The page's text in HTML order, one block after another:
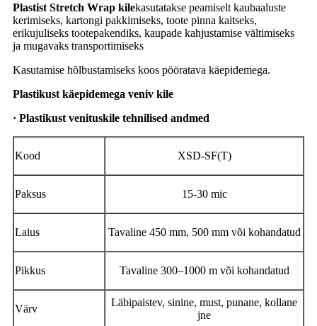
Plastist Stretch Wrap kilekasutatakse peamiselt kaubaaluste
kerimiseks, kartongi pakkimiseks, toote pinna kaitseks,
erikujuliseks tootepakendiks, kaupade kahjustamise vältimiseks
ja mugavaks transportimiseks
Kasutamise hõlbustamiseks koos pööratava käepidemega.
Plastikust käepidemega veniv kile
· Plastikust venituskile tehnilised andmed
Kood XSD-SF(T)
Paksus 15-30 mic
Laius Tavaline 450 mm, 500 mm või kohandatud
Pikkus Tavaline 300–1000 m või kohandatud
Värv
Läbipaistev, sinine, must, punane, kollane
jne